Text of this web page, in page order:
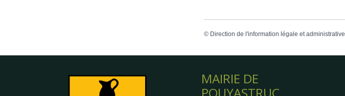
© Direction de l'information légale et administrative
MAIRIE DE